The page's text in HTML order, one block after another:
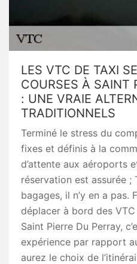
LES VTC DE TAXI
COURSES À SAINT
: UNE VRAIE
TRADITIONNELS
Terminé le stress du
fixes et définis à la
d’attente aux aéroports
réservation est assurée ;
bagages, il n’y en a pas.
déplacer à bord des
Saint Pierre Du Perray,
expérience par rapport
aurez le choix de